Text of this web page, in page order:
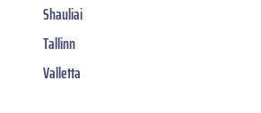
Shauliai
Tallinn
Valletta